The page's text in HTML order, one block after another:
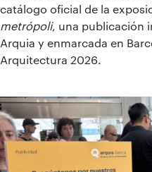
catálogo oficial de la
metrópoli, una publicación
Arquia y enmarcada en
Arquitectura 2026.